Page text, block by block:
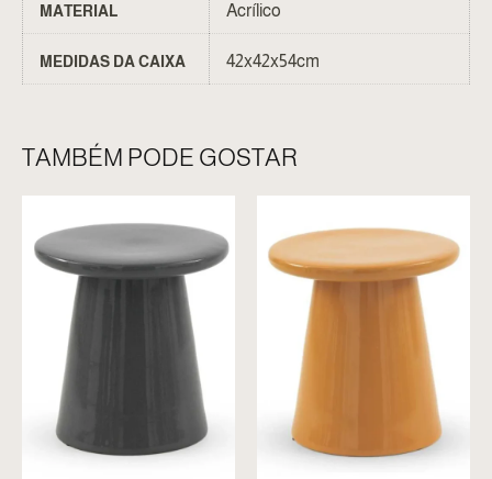
MATERIAL Acrílico
MEDIDAS DA CAIXA 42x42x54cm
TAMBÉM PODE GOSTAR